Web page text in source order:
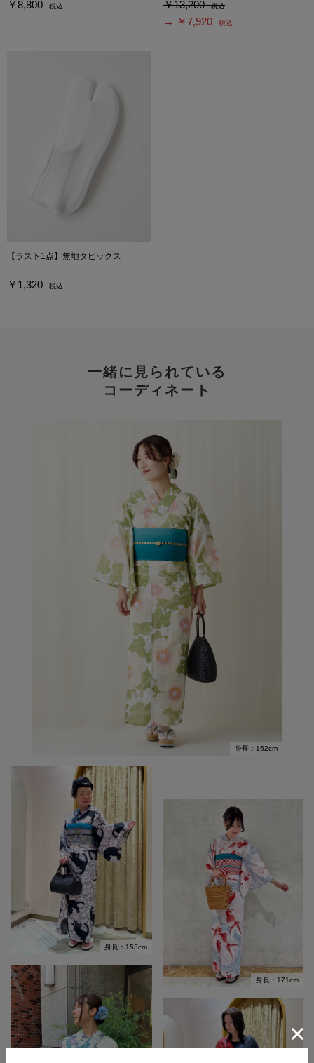
￥8,800 税込 ￥13,200 税込
→ ￥7,920 税込
【ラスト1点】無地タビックス
￥1,320 税込
一緒に見られている
コーディネート
身長：162cm
身長：153cm
身長：171cm